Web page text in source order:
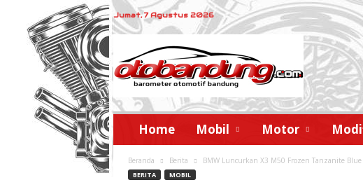
Jumat, 7 Agustus 2026
o
b
n
u
Home Mobil Motor
Beranda Berita BMW Luncurkan X3 M50 Frozen Tanzanite
BERITA MOBIL